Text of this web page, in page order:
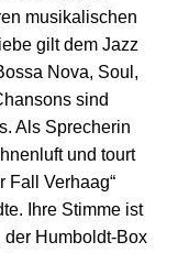
musikalischen
gilt dem Jazz
Nova, Soul,
sind
Als Sprecherin
und tourt
Fall Verhaag“
Ihre Stimme ist
Humboldt-Box